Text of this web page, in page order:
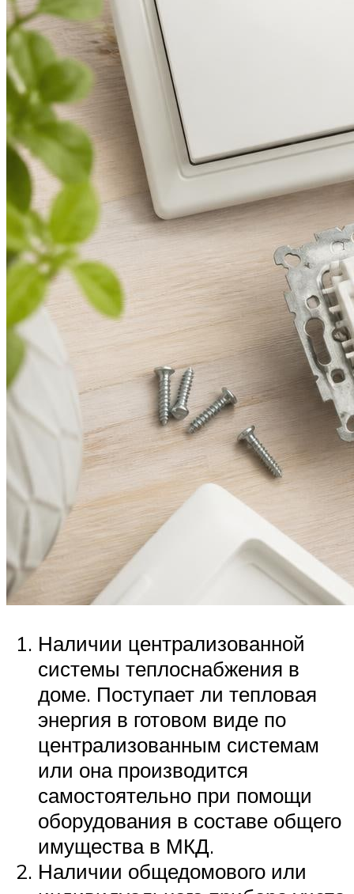
Наличии централизованной
системы теплоснабжения в
доме. Поступает ли тепловая
энергия в готовом виде по
централизованным системам
или она производится
самостоятельно при помощи
оборудования в составе общего
имущества в МКД.
Наличии общедомового или